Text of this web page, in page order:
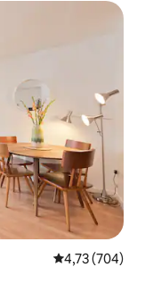
4,73 ud af 5 i
4,73 (704)